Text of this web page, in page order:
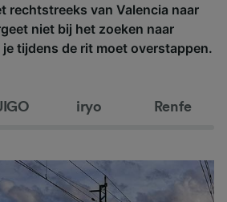
rechtstreeks van Valencia naar
niet bij het zoeken naar
tijdens de rit moet overstappen.
iryo Renfe